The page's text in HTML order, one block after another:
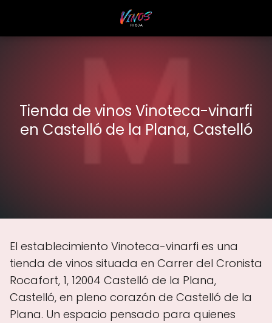
Tienda de vinos Vinoteca-vinarfi
en Castelló de la Plana, Castelló
El establecimiento Vinoteca-vinarfi es una
tienda de vinos situada en Carrer del Cronista
Rocafort, 1, 12004 Castelló de la Plana,
Castelló, en pleno corazón de Castelló de la
Plana. Un espacio pensado para quienes